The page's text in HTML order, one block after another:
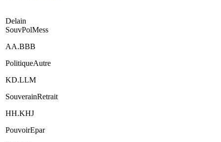
Delain
SouvPolMess
AA.BBB
PolitiqueAutre
KD.LLM
SouverainRetrait
HH.KHJ
PouvoirEpar